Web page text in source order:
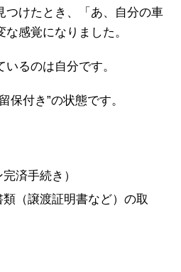
つけたとき、「あ、自分の車
感覚になりました。
るのは自分です。
保付き”の状態です。
済手続き）
（譲渡証明書など）の取